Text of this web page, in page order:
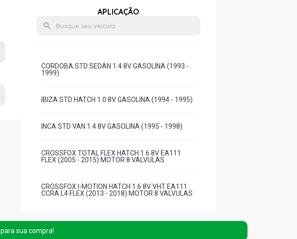
APLICAÇÃO
CORDOBA STD SEDAN 1.4 8V GASOLINA (1993 -
1999)
IBIZA STD HATCH 1.0 8V GASOLINA (1994 - 1995)
INCA STD VAN 1.4 8V GASOLINA (1995 - 1998)
CROSSFOX TOTAL FLEX HATCH 1.6 8V EA111
FLEX (2005 - 2015) MOTOR 8 VALVULAS
CROSSFOX I-MOTION HATCH 1.6 8V VHT EA111
CCRA L4 FLEX (2013 - 2018) MOTOR 8 VALVULAS
FOX CITY HATCH 1.0 8V EA111 FLEX (2004 - 2010)
MOTOR 8 VALVULAS
para sua compra!